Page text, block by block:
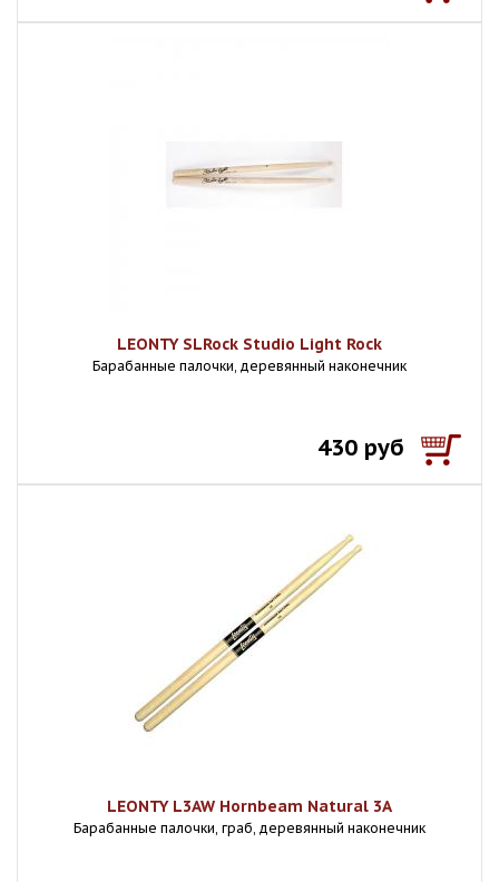
LEONTY SLRock Studio Light Rock
Барабанные палочки, деревянный наконечник
430 руб
LEONTY L3AW Hornbeam Natural 3A
Барабанные палочки, граб, деревянный наконечник